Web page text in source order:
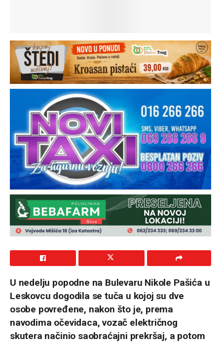
U nedelju popodne na Bulevaru Nikole Pašića u
Leskovcu dogodila se tuča u kojoj su dve
osobe povređene, nakon što je, prema
navodima očevidaca, vozač električnog
skutera načinio saobraćajni prekršaj, a potom